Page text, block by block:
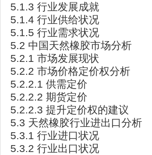
5.1.3 行业发展成就
5.1.4 行业供给状况
5.1.5 行业需求状况
5.2 中国天然橡胶市场分析
5.2.1 市场发展现状
5.2.2 市场价格定价权分析
5.2.2.1 供需定价
5.2.2.2 期货定价
5.2.2.3 提升定价权的建议
5.3 天然橡胶行业进出口分析
5.3.1 行业进口状况
5.3.2 行业出口状况